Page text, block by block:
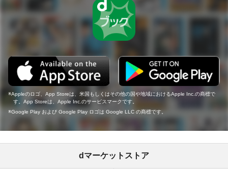
Appleのロゴ、App Storeは、米国もしくはその他の国や地域におけるApple Inc.の商標で
す。App Storeは、Apple Inc.のサービスマークです。
Google Play および Google Play ロゴは Google LLC の商標です。
dマーケットストア